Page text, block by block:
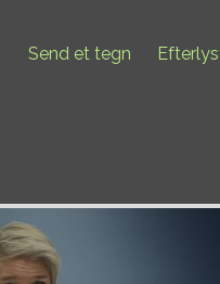
Send et tegn